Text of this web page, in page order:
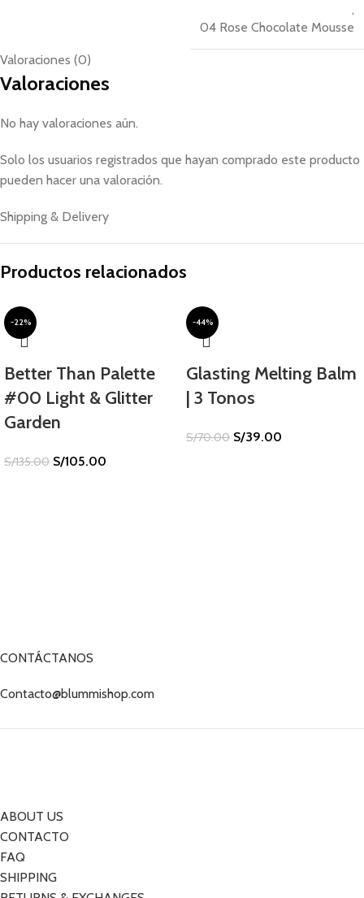
,
04 Rose Chocolate Mousse
Valoraciones (0)
Valoraciones
No hay valoraciones aún.
Solo los usuarios registrados que hayan comprado este producto
pueden hacer una valoración.
Shipping & Delivery
Productos relacionados
-22%
Better Than Palette
#00 Light & Glitter
Garden
S/135.00 S/105.00
-44%
Glasting Melting Balm
| 3 Tonos
S/70.00 S/39.00
CONTÁCTANOS
Contacto@blummishop.com
ABOUT US
CONTACTO
FAQ
SHIPPING